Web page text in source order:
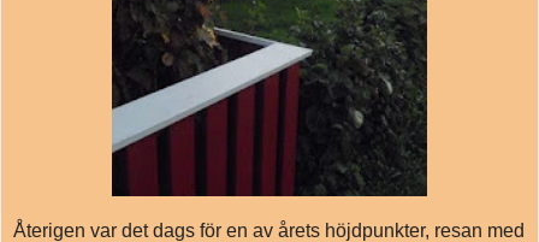
Återigen var det dags för en av årets höjdpunkter, resan med